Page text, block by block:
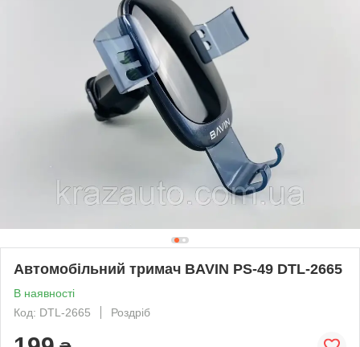
Автомобільний тримач BAVIN PS-49 DTL-2665
В наявності
Код: DTL-2665
Роздріб